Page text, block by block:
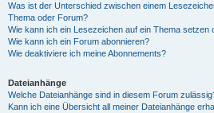
Was ist der Unterschied zwischen einem
Thema oder Forum?
Wie kann ich ein Lesezeichen auf ein Thema setzen
Wie kann ich ein Forum abonnieren?
Wie deaktiviere ich meine Abonnements?
Dateianhänge
Welche Dateianhänge sind in diesem Forum
Kann ich eine Übersicht all meiner Dateianhänge